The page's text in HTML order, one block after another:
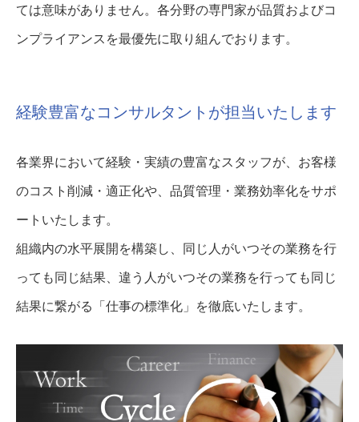
ては意味がありません。各分野の専門家が品質およびコ
ンプライアンスを最優先に取り組んでおります。
経験豊富なコンサルタントが担当いたします
各業界において経験・実績の豊富なスタッフが、お客様
のコスト削減・適正化や、品質管理・業務効率化をサポ
ートいたします。
組織内の水平展開を構築し、同じ人がいつその業務を行
っても同じ結果、違う人がいつその業務を行っても同じ
結果に繋がる「仕事の標準化」を徹底いたします。